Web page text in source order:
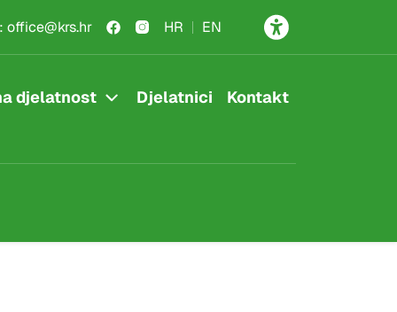
office@krs.hr HR EN
djelatnost Djelatnici Kontakt